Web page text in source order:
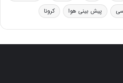
پیش بینی هوا کرونا